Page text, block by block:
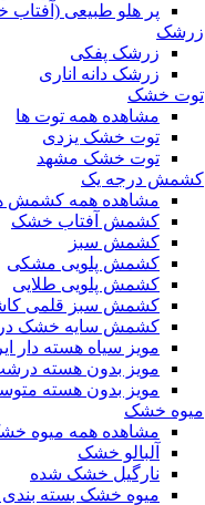
پر هلو طبیعی
زرشک
زرشک پفکی
زرشک دانه اناری
توت خشک
مشاهده همه توت ها
توت خشک یزدی
توت خشک مشهد
کشمش درجه یک
مشاهده همه کشمش
کشمش آفتاب خشک
کشمش سبز
کشمش پلویی مشکی
کشمش پلویی طلایی
کشمش سبز قلمی
کشمش سایه خشک
مویز سیاه هسته دار
مویز بدون هسته
مویز بدون هسته
میوه خشک
مشاهده همه میوه
آلبالو خشک
نارگیل خشک شده
میوه خشک بسته